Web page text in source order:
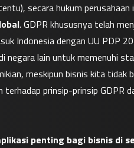
secara hukum
. GDPR khususnya telah
Indonesia dengan UU PDP
lain untuk memenuhi
meskipun bisnis kita tidak
prinsip-prinsip GDPR
penting bagi bisnis di